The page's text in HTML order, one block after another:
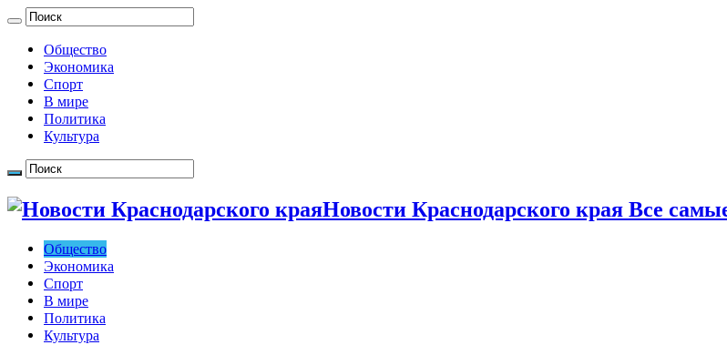
Общество
Экономика
Спорт
В мире
Политика
Культура
Новости Краснодарского края Все
Общество
Экономика
Спорт
В мире
Политика
Культура